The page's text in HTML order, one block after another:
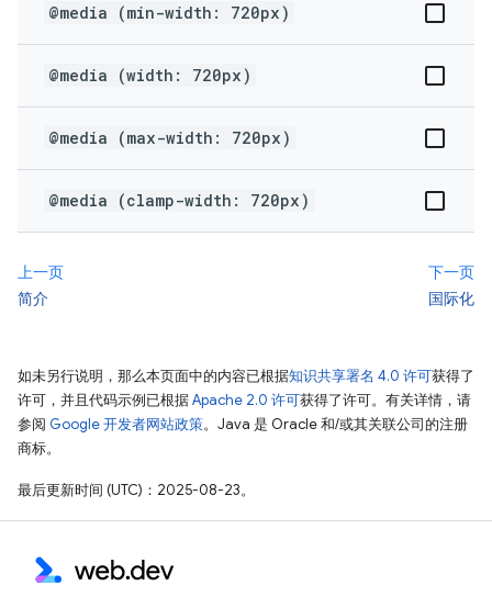
@media (min-width: 720px)
@media (width: 720px)
@media (max-width: 720px)
@media (clamp-width: 720px)
上一页
简介
下一页
国际化
如未另行说明，那么本页面中的内容已根据知识共享署名 4.0 许可获得了
许可，并且代码示例已根据Apache 2.0 许可获得了许可。有关详情，请
参阅 Google 开发者网站政策。Java 是 Oracle 和/或其关联公司的注册
商标。
最后更新时间 (UTC)：2025-08-23。